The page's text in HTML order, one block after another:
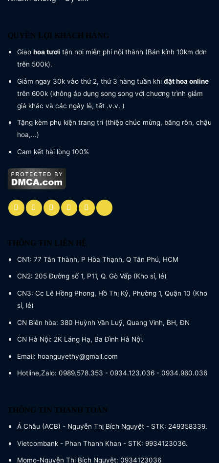
QUYỀN LỢI KHÁCH HÀNG
Giao hoa tươi tận nơi miễn phí nội thành (Bán kính 10km đơn
trên 500k).
Giảm ngay 30k vào thứ 2, thứ 3 hàng tuần khi đặt hoa online
trên 600k (không áp dụng song song với chương trình giảm
giá khác và các ngày lễ, tết .v.v. )
Tặng kèm phụ kiện trang trí (thiệp chúc mừng, băng rôn, chậu
hoa,...)
Cam kết hài lòng 100%
THÔNG TIN LIÊN HỆ
CN1: 77 Tân Thành, P Hòa Thạnh, Q Tân Phú, HCM
CN2: 205 Đường số 1, P11, Q. Gò Vấp (Kho sỉ, lẻ)
CN3: Cc Lê Hồng Phong, Hồ Thị Kỷ, Phường 1, Quận 10 (Kho
sỉ, lẻ)
CN Biên hòa: 380 Huỳnh Văn Luỹ, Quang Vinh, BH, ĐN
CN Hà Nội: 2K Láng Hạ, Ba Đình Hà Nội.
Email: hoanguyethy@gmail.com
Hotline,Zalo: 0989.578.353 - 0934.123.036 - 0934.960.036
THÔNG TIN THANH TOÁN
Á Châu (ACB) - Nguyễn Thị Bích Nguyệt - STK: 249358339.
Vietcombank - Phan Thanh Khan - STK: 9934123036.
Momo-Nguyễn Thị Bích Nguyệt: 0934123036